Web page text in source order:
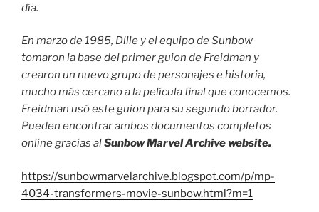
día.
En marzo de 1985, Dille y el equipo de Sunbow
tomaron la base del primer guion de Freidman y
crearon un nuevo grupo de personajes e historia,
mucho más cercano a la película final que conocemos.
Freidman usó este guion para su segundo borrador.
Pueden encontrar ambos documentos completos
online gracias alSunbow Marvel Archive website.
https://sunbowmarvelarchive.blogspot.com/p/mp-
4034-transformers-movie-sunbow.html?m=1